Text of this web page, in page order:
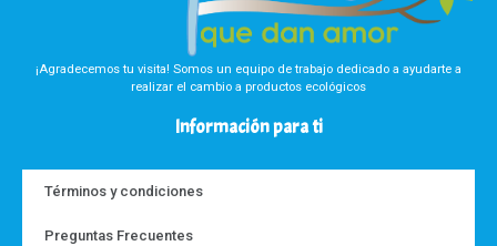
¡Agradecemos tu visita! Somos un equipo de trabajo dedicado a ayudarte a
realizar el cambio a productos ecológicos
Información para ti
Términos y condiciones
Preguntas Frecuentes